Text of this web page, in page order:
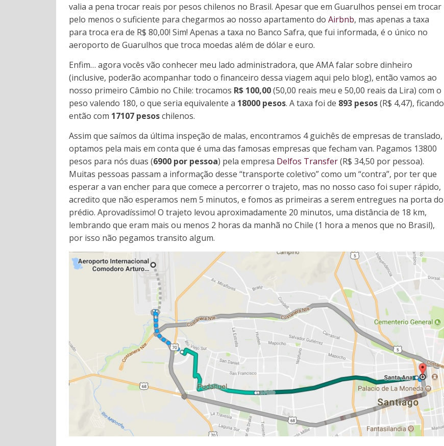
valia a pena trocar reais por pesos chilenos no Brasil. Apesar que em Guarulhos pensei em trocar
pelo menos o suficiente para chegarmos ao nosso apartamento doAirbnb, mas apenas a taxa
para troca era de R$ 80,00! Sim! Apenas a taxa no Banco Safra, que fui informada, é o único no
aeroporto de Guarulhos que troca moedas além de dólar e euro.
Enfim… agora vocês vão conhecer meu lado administradora, que AMA falar sobre dinheiro
(inclusive, poderão acompanhar todo o financeiro dessa viagem aqui pelo blog), então vamos ao
nosso primeiro Câmbio no Chile: trocamos R$ 100,00(50,00 reais meu e 50,00 reais da Lira) com o
peso valendo 180, o que seria equivalente a 18000 pesos. A taxa foi de 893 pesos(R$ 4,47), ficando
então com 17107 pesoschilenos.
Assim que saímos da última inspeção de malas, encontramos 4 guichês de empresas de translado,
optamos pela mais em conta que é uma das famosas empresas que fecham van. Pagamos 13800
pesos para nós duas (6900 por pessoa) pela empresa Delfos Transfer(R$ 34,50 por pessoa).
Muitas pessoas passam a informação desse “transporte coletivo” como um “contra”, por ter que
esperar a van encher para que comece a percorrer o trajeto, mas no nosso caso foi super rápido,
acredito que não esperamos nem 5 minutos, e fomos as primeiras a serem entregues na porta do
prédio. Aprovadíssimo! O trajeto levou aproximadamente 20 minutos, uma distância de 18 km,
lembrando que eram mais ou menos 2 horas da manhã no Chile (1 hora a menos que no Brasil),
por isso não pegamos transito algum.